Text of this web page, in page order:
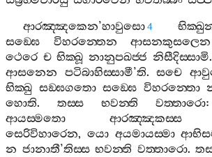
ආරඤ‍්ඤකෙන’හාවුසො4
සඞ‍්ඝෙ
විහරන‍්තෙන ආසනකුසලෙන
ථෙරෙ ච භික‍්ඛූ නානුපඛජ‍්ජ නිසීදිස‍්සාමි
ආසනෙන
පටිබාහිස‍්සාමී’ති. සචෙ
භික‍්ඛු සඞ‍්ඝගතො සඞ‍්ඝෙ විහරන‍්තො
හොති. තස‍්ස භවන‍්ති වත‍්තාරො
ආයස‍්මතො
ආරඤ‍්ඤකස‍්ස
සෙරිවිහාරෙන, යො අයමායස‍්මා
න ජානාතී’තිස‍්ස භවන‍්ති වත‍්තාරො.